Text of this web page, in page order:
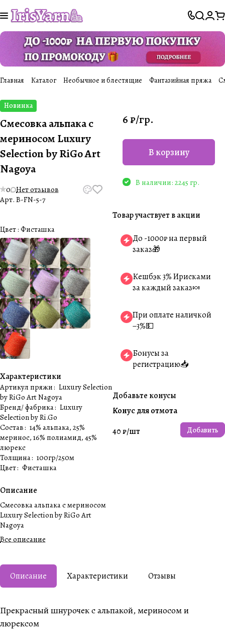
Главная Каталог Необычное и блестящие Фантазийная пряжа
Новинка
Смесовка альпака с
мериносом Luxury
Selection by RiGo Art
Nagoya
0 Нет отзывов
Арт. B-FN-5-7
Цвет : Фисташка
Характеристики
Артикул пряжи: Luxury Selection
by RiGo Art Nagoya
Бренд/ фабрика: Luxury
Selection by Ri.Go
Состав: 14% альпака, 25%
меринос, 16% полиамид, 45%
люрекс
Толщина: 100гр/250м
Цвет: Фисташка
Описание
Смесовка альпака с мериносом
Luxury Selection by RiGo Art
Nagoya
Все описание
6 ₽/гр.
В корзину
В наличии: 2245 гр.
Товар участвует в акции
До -1000₽ на первый
заказ🎁
Кешбэк 3% Ирисками
за каждый заказ🍬
При оплате наличкой
−3%💵
Бонусы за
регистрацию📥
Добавьте конусы
Конус для отмота
40 ₽/шт Добавить
Описание Характеристики Отзывы
Прекрасный шнурочек с альпакой, мериносом и
люрексом